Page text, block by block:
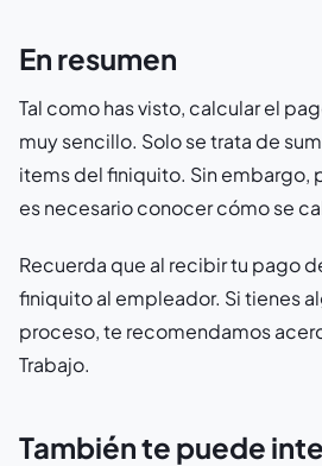
En resumen
Tal como has visto, calcular el
muy sencillo. Solo se trata de
items del finiquito. Sin embargo,
es necesario conocer cómo se
Recuerda que al recibir tu pago
finiquito al empleador. Si tienes
proceso, te recomendamos
Trabajo.
También te puede